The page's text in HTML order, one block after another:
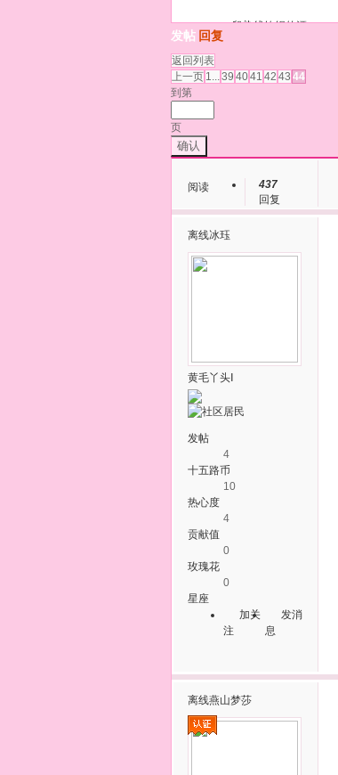
段染线钩织的漂
发帖 回复
返回列表
上一页 1...39 4041 42 43 44
到第
页
确认
阅读
437
回复
离线冰珏
黄毛丫头Ⅰ
发帖
4
十五路币
10
热心度
4
贡献值
0
玫瑰花
0
星座
加关
注
发消
息
离线燕山梦莎